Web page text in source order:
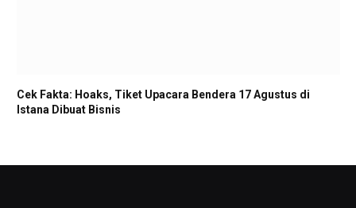
Cek Fakta: Hoaks, Tiket Upacara Bendera 17 Agustus di
Istana Dibuat Bisnis